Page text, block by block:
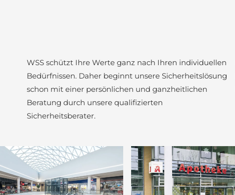
WSS schützt Ihre Werte ganz nach Ihren individuellen
Bedürfnissen. Daher beginnt unsere Sicherheitslösung
schon mit einer persönlichen und ganzheitlichen
Beratung durch unsere qualifizierten
Sicherheitsberater.